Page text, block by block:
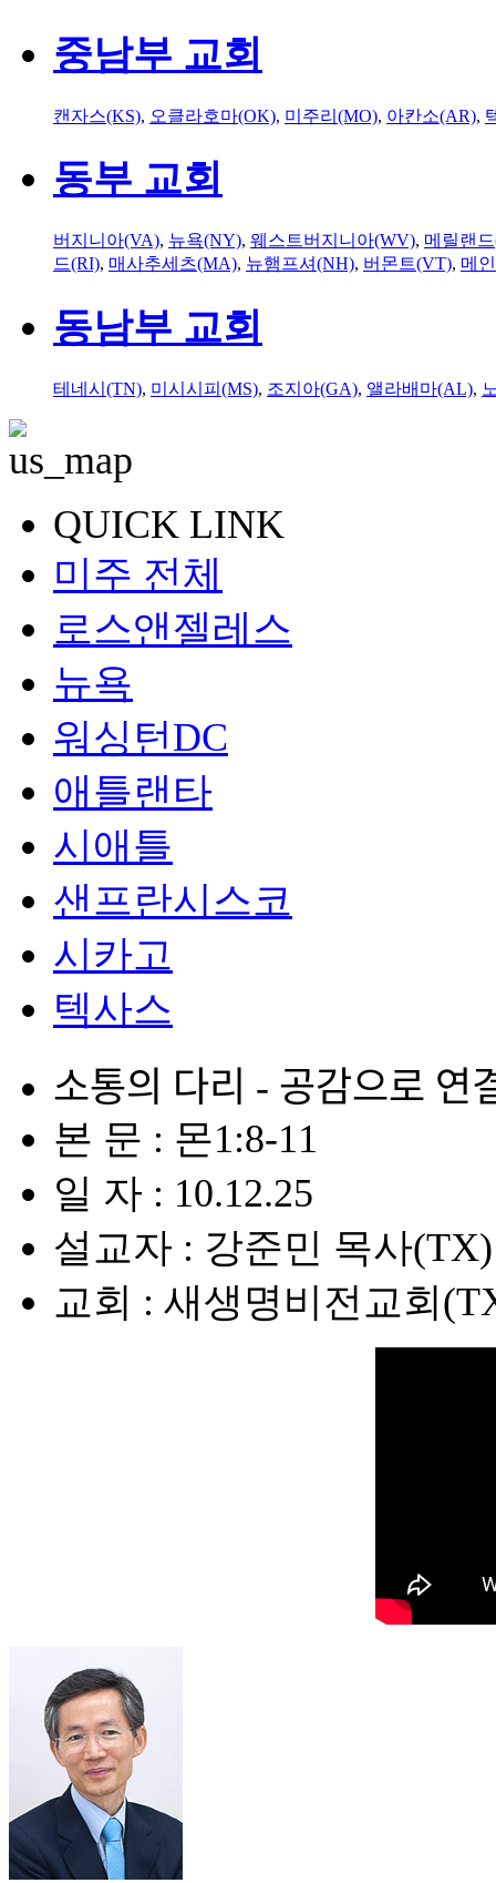
중남부 교회
캔자스(KS), 오클라호마(OK), 미주리(MO), 아칸소(AR),
동부 교회
버지니아(VA), 뉴욕(NY), 웨스트버지니아(WV), 메릴랜
드(RI), 매사추세츠(MA), 뉴햄프셔(NH), 버몬트(VT), 메
동남부 교회
테네시(TN), 미시시피(MS), 조지아(GA), 앨라배마(AL),
QUICK LINK
미주 전체
로스앤젤레스
뉴욕
워싱턴DC
애틀랜타
시애틀
샌프란시스코
시카고
텍사스
소통의 다리 - 공감으로
본 문 : 몬1:8-11
일 자 : 10.12.25
설교자 : 강준민 목사(TX)
교회 : 새생명비전교회